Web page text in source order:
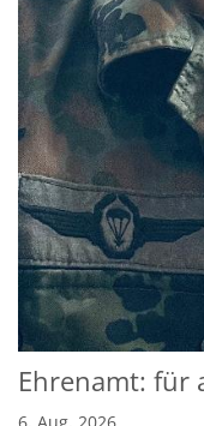
Ehrenamt: für